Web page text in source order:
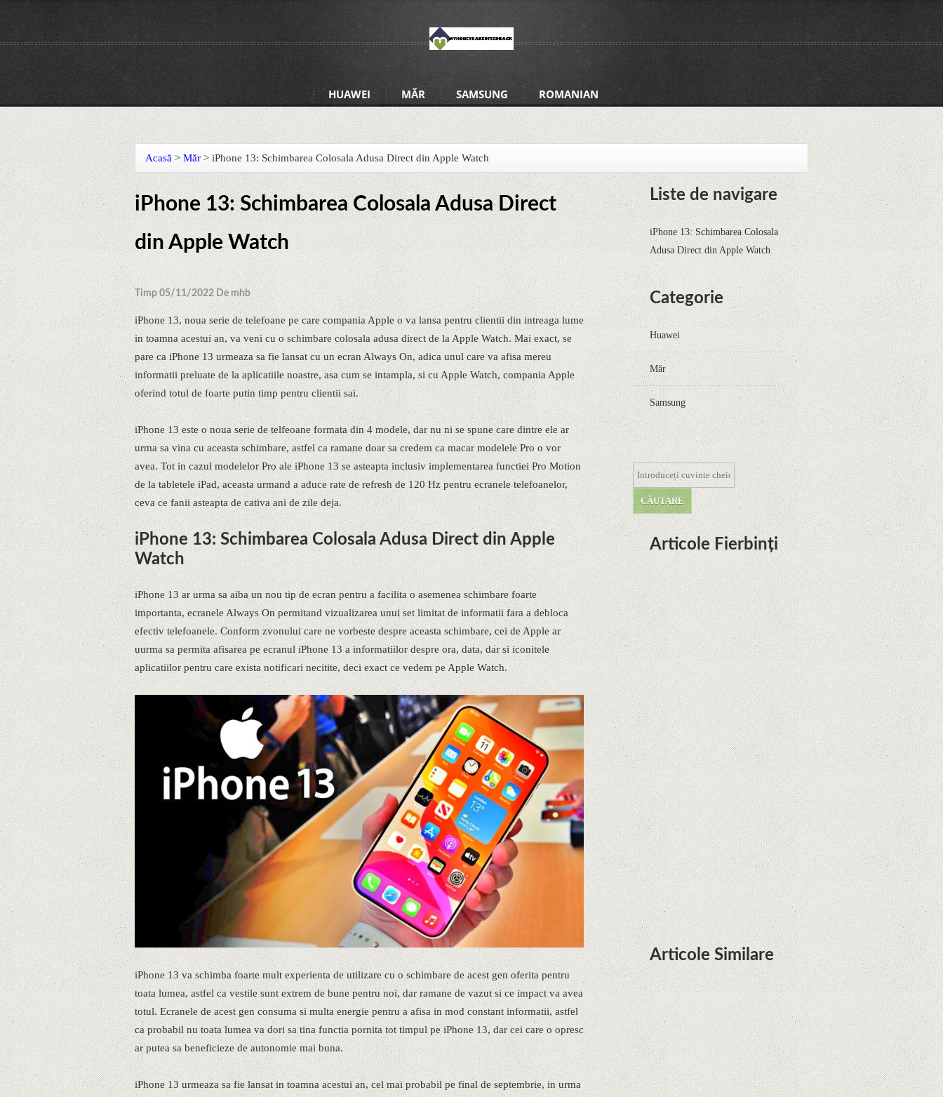
HUAWEI MĂR SAMSUNG ROMANIAN
Acasă > Măr > iPhone 13: Schimbarea Colosala Adusa Direct din Apple Watch
iPhone 13: Schimbarea Colosala Adusa Direct
din Apple Watch
Timp 05/11/2022 De mhb
iPhone 13, noua serie de telefoane pe care compania Apple o va lansa pentru clientii din intreaga lume
in toamna acestui an, va veni cu o schimbare colosala adusa direct de la Apple Watch. Mai exact, se
pare ca iPhone 13 urmeaza sa fie lansat cu un ecran Always On, adica unul care va afisa mereu
informatii preluate de la aplicatiile noastre, asa cum se intampla, si cu Apple Watch, compania Apple
oferind totul de foarte putin timp pentru clientii sai.
iPhone 13 este o noua serie de telfeoane formata din 4 modele, dar nu ni se spune care dintre ele ar
urma sa vina cu aceasta schimbare, astfel ca ramane doar sa credem ca macar modelele Pro o vor
avea. Tot in cazul modelelor Pro ale iPhone 13 se asteapta inclusiv implementarea functiei Pro Motion
de la tabletele iPad, aceasta urmand a aduce rate de refresh de 120 Hz pentru ecranele telefoanelor,
ceva ce fanii asteapta de cativa ani de zile deja.
iPhone 13: Schimbarea Colosala Adusa Direct din Apple
Watch
iPhone 13 ar urma sa aiba un nou tip de ecran pentru a facilita o asemenea schimbare foarte
importanta, ecranele Always On permitand vizualizarea unui set limitat de informatii fara a debloca
efectiv telefoanele. Conform zvonului care ne vorbeste despre aceasta schimbare, cei de Apple ar
uurma sa permita afisarea pe ecranul iPhone 13 a informatiilor despre ora, data, dar si iconitele
aplicatiilor pentru care exista notificari necitite, deci exact ce vedem pe Apple Watch.
iPhone 13 va schimba foarte mult experienta de utilizare cu o schimbare de acest gen oferita pentru
toata lumea, astfel ca vestile sunt extrem de bune pentru noi, dar ramane de vazut si ce impact va avea
totul. Ecranele de acest gen consuma si multa energie pentru a afisa in mod constant informatii, astfel
ca probabil nu toata lumea va dori sa tina functia pornita tot timpul pe iPhone 13, dar cei care o opresc
ar putea sa beneficieze de autonomie mai buna.
iPhone 13 urmeaza sa fie lansat in toamna acestui an, cel mai probabil pe final de septembrie, in urma
Liste de navigare
iPhone 13: Schimbarea Colosala
Adusa Direct din Apple Watch
Categorie
Huawei
Măr
Samsung
Articole Fierbinți
Dota Anime venind la Netflix în
această lună de la Legenda Korra
Studio Mir
Curtea Supremă reglementează în
favoarea Google în Oracle Java
Fight
Zvon: aplicațiile Google nu se mai
pot instala pe terminalele Huawei
cu procesoare Kirin
Huawei P50 primeşte o posibilă
dată de lansare şi e mai curând
decât credeam; Are cameră
telephoto cu zoom optic variabil
Articole Similare
Descoperire remarcabilă. Genomul
uman nu mai are secrete
iPhone 12 Mini, bijuteria - TECH
REVIEW